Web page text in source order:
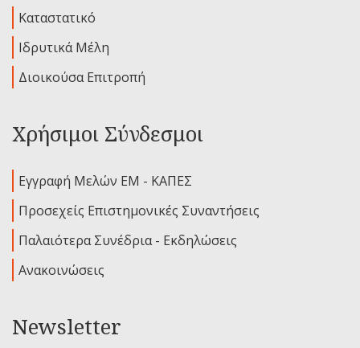
Καταστατικό
Ιδρυτικά Μέλη
Διοικούσα Επιτροπή
Χρήσιμοι Σύνδεσμοι
Εγγραφή Μελών ΕΜ - ΚΑΠΕΣ
Προσεχείς Επιστημονικές Συναντήσεις
Παλαιότερα Συνέδρια - Εκδηλώσεις
Ανακοινώσεις
Newsletter